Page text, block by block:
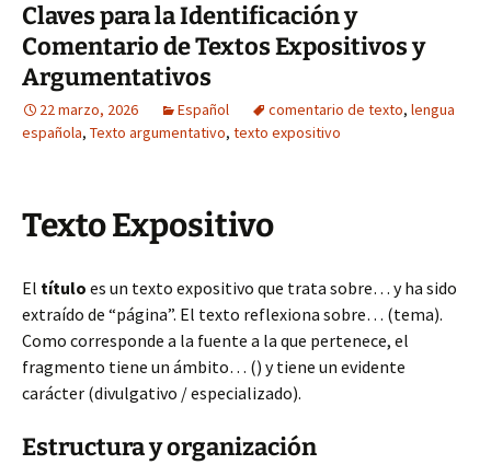
Claves para la Identificación y
Comentario de Textos Expositivos y
Argumentativos
22 marzo, 2026 Español comentario de texto, lengua
española, Texto argumentativo, texto expositivo
Texto Expositivo
El título es un texto expositivo que trata sobre… y ha sido
extraído de “página”. El texto reflexiona sobre… (tema).
Como corresponde a la fuente a la que pertenece, el
fragmento tiene un ámbito… () y tiene un evidente
carácter (divulgativo / especializado).
Estructura y organización